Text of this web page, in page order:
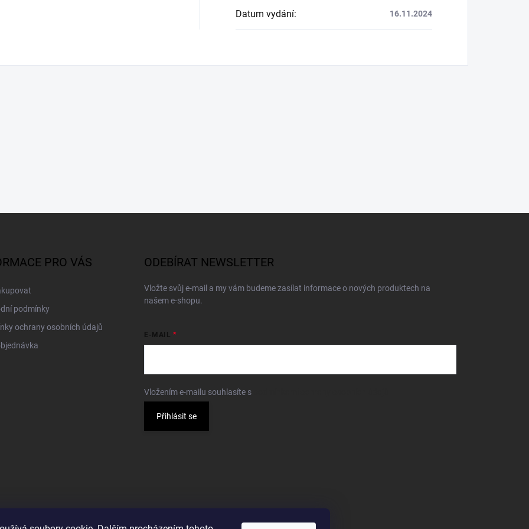
Datum vydání: 16.11.2024
PRO VÁS
podmínky
ochrany osobních údajů
ODEBÍRAT NEWSLETTER
Vložte svůj e-mail a my vám budeme zasílat informace o nových produktech na
našem e-shopu.
E-MAIL
Vložením e-mailu souhlasíte s
Přihlásit se